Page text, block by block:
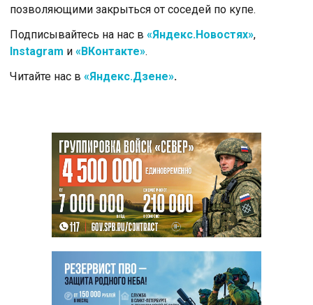
позволяющими закрыться от соседей по купе.
Подписывайтесь на нас в «Яндекс.Новостях»,
Instagram и «ВКонтакте».
Читайте нас в «Яндекс.Дзене».